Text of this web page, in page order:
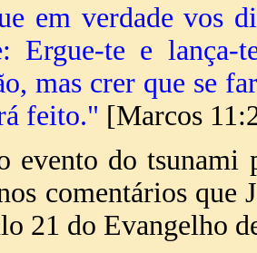
em verdade vos
Ergue-te e
mas crer que se
feito." [Marcos
evento do tsunami
comentários que
21 do Evangelho